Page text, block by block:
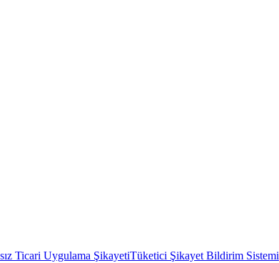
Ticari Uygulama ŞikayetiTüketici Şikayet Bildirim Sistemi